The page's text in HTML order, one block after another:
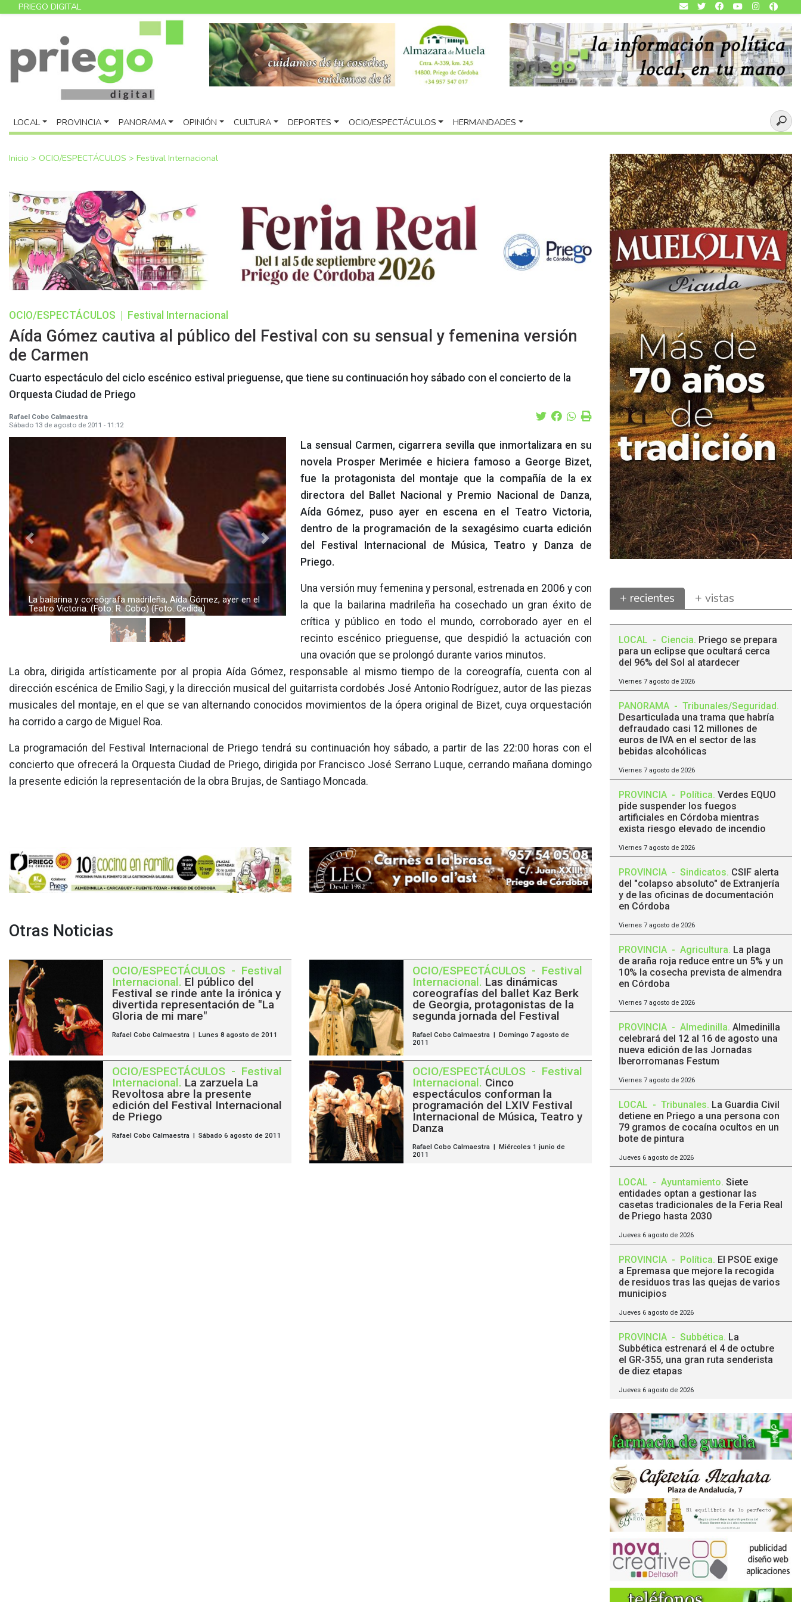
PRIEGO DIGITAL
LOCAL PROVINCIA PANORAMA OPINIÓN CULTURA DEPORTES OCIO/ESPECTÁCULOS HERMANDADES
Inicio > OCIO/ESPECTÁCULOS > Festival Internacional
OCIO/ESPECTÁCULOS Festival Internacional
Aída Gómez cautiva al público del Festival con su sensual y femenina versión
de Carmen
Cuarto espectáculo del ciclo escénico estival prieguense, que tiene su continuación hoy sábado con el concierto de la
Orquesta Ciudad de Priego
Rafael Cobo Calmaestra
Sábado 13 de agosto de 2011 - 11:12
La bailarina y coreógrafa madrileña, Aída Gómez, ayer en el
Teatro Victoria. (Foto: R. Cobo) (Foto: Cedida)
Previous Next
La sensual Carmen, cigarrera sevilla que inmortalizara en su
novela Prosper Merimée e hiciera famoso a George Bizet,
fue la protagonista del montaje que la compañía de la ex
directora del Ballet Nacional y Premio Nacional de Danza,
Aída Gómez, puso ayer en escena en el Teatro Victoria,
dentro de la programación de la sexagésimo cuarta edición
del Festival Internacional de Música, Teatro y Danza de
Priego.
Una versión muy femenina y personal, estrenada en 2006 y con
la que la bailarina madrileña ha cosechado un gran éxito de
crítica y público en todo el mundo, corroborado ayer en el
recinto escénico prieguense, que despidió la actuación con
una ovación que se prolongó durante varios minutos.
La obra, dirigida artísticamente por al propia Aída Gómez, responsable al mismo tiempo de la coreografía, cuenta con al
dirección escénica de Emilio Sagi, y la dirección musical del guitarrista cordobés José Antonio Rodríguez, autor de las piezas
musicales del montaje, en el que se van alternando conocidos movimientos de la ópera original de Bizet, cuya orquestación
ha corrido a cargo de Miguel Roa.
La programación del Festival Internacional de Priego tendrá su continuación hoy sábado, a partir de las 22:00 horas con el
concierto que ofrecerá la Orquesta Ciudad de Priego, dirigida por Francisco José Serrano Luque, cerrando mañana domingo
la presente edición la representación de la obra Brujas, de Santiago Moncada.
Otras Noticias
OCIO/ESPECTÁCULOS - Festival
Internacional. El público del
Festival se rinde ante la irónica y
divertida representación de "La
Gloria de mi mare"
Rafael Cobo Calmaestra | Lunes 8 agosto de 2011
OCIO/ESPECTÁCULOS - Festival
Internacional. Las dinámicas
coreografías del ballet Kaz Berk
de Georgia, protagonistas de la
segunda jornada del Festival
Rafael Cobo Calmaestra | Domingo 7 agosto de
2011
OCIO/ESPECTÁCULOS - Festival
Internacional. La zarzuela La
Revoltosa abre la presente
edición del Festival Internacional
de Priego
Rafael Cobo Calmaestra | Sábado 6 agosto de 2011
OCIO/ESPECTÁCULOS - Festival
Internacional. Cinco
espectáculos conforman la
programación del LXIV Festival
Internacional de Música, Teatro y
Danza
Rafael Cobo Calmaestra | Miércoles 1 junio de
2011
+ recientes + vistas
LOCAL - Ciencia. Priego se prepara
para un eclipse que ocultará cerca
del 96% del Sol al atardecer
Viernes 7 agosto de 2026
PANORAMA - Tribunales/Seguridad.
Desarticulada una trama que habría
defraudado casi 12 millones de
euros de IVA en el sector de las
bebidas alcohólicas
Viernes 7 agosto de 2026
PROVINCIA - Política. Verdes EQUO
pide suspender los fuegos
artificiales en Córdoba mientras
exista riesgo elevado de incendio
Viernes 7 agosto de 2026
PROVINCIA - Sindicatos. CSIF alerta
del "colapso absoluto" de Extranjería
y de las oficinas de documentación
en Córdoba
Viernes 7 agosto de 2026
PROVINCIA - Agricultura. La plaga
de araña roja reduce entre un 5% y un
10% la cosecha prevista de almendra
en Córdoba
Viernes 7 agosto de 2026
PROVINCIA - Almedinilla. Almedinilla
celebrará del 12 al 16 de agosto una
nueva edición de las Jornadas
Iberorromanas Festum
Viernes 7 agosto de 2026
LOCAL - Tribunales. La Guardia Civil
detiene en Priego a una persona con
79 gramos de cocaína ocultos en un
bote de pintura
Jueves 6 agosto de 2026
LOCAL - Ayuntamiento. Siete
entidades optan a gestionar las
casetas tradicionales de la Feria Real
de Priego hasta 2030
Jueves 6 agosto de 2026
PROVINCIA - Política. El PSOE exige
a Epremasa que mejore la recogida
de residuos tras las quejas de varios
municipios
Jueves 6 agosto de 2026
PROVINCIA - Subbética. La
Subbética estrenará el 4 de octubre
el GR-355, una gran ruta senderista
de diez etapas
Jueves 6 agosto de 2026